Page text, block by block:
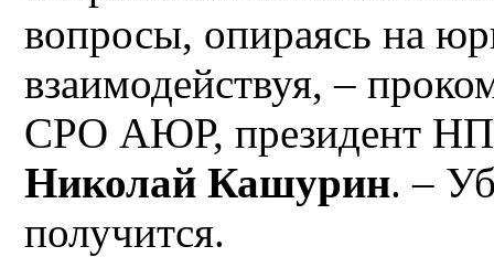
вопросы, опираясь на
взаимодействуя, –
СРО АЮР, президент
Николай Кашурин. –
получится.